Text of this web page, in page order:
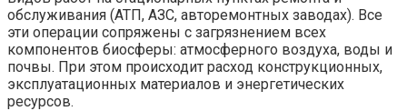
обслуживания (АТП, АЗС, авторемонтных заводах). Все
эти операции сопряжены с загрязнением всех
компонентов биосферы: атмосферного воздуха, воды и
почвы. При этом происходит расход конструкционных,
эксплуатационных материалов и энергетических
ресурсов.